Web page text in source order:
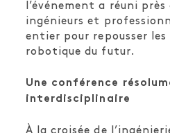
l’événement a réuni
ingénieurs et
entier pour repousser
robotique du futur.
Une conférence
interdisciplinaire
À la croisée de